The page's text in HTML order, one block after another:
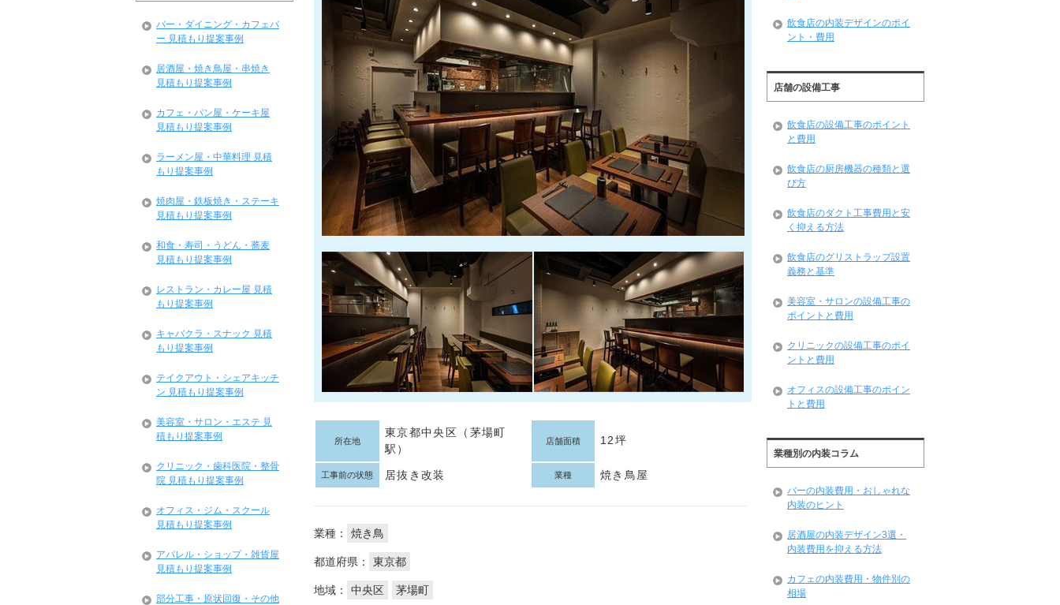
所在地
東京都中央区（茅場町
駅）
店舗面積 12坪
工事前の状態 居抜き改装 業種 焼き鳥屋
業種： 焼き鳥
都道府県： 東京都
地域： 中央区 茅場町
バー・ダイニング・カフェバ
ー 見積もり提案事例
居酒屋・焼き鳥屋・串焼き
見積もり提案事例
カフェ・パン屋・ケーキ屋
見積もり提案事例
ラーメン屋・中華料理 見積
もり提案事例
焼肉屋・鉄板焼き・ステーキ
見積もり提案事例
和食・寿司・うどん・蕎麦
見積もり提案事例
レストラン・カレー屋 見積
もり提案事例
キャバクラ・スナック 見積
もり提案事例
テイクアウト・シェアキッチ
ン 見積もり提案事例
美容室・サロン・エステ 見
積もり提案事例
クリニック・歯科医院・整骨
院 見積もり提案事例
オフィス・ジム・スクール
見積もり提案事例
アパレル・ショップ・雑貨屋
見積もり提案事例
部分工事・原状回復・その他
飲食店の内装デザインのポイ
ント・費用
店舗の設備工事
飲食店の設備工事のポイント
と費用
飲食店の厨房機器の種類と選
び方
飲食店のダクト工事費用と安
く抑える方法
飲食店のグリストラップ設置
義務と基準
美容室・サロンの設備工事の
ポイントと費用
クリニックの設備工事のポイ
ントと費用
オフィスの設備工事のポイン
トと費用
業種別の内装コラム
バーの内装費用・おしゃれな
内装のヒント
居酒屋の内装デザイン3選・
内装費用を抑える方法
カフェの内装費用・物件別の
相場